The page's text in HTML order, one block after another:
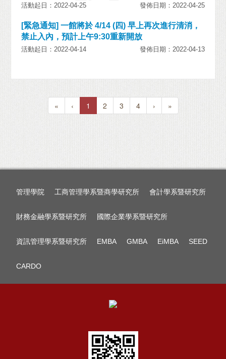
活動起日：2022-04-25 發佈日期：2022-04-25
[緊急通知] 一館將於 4/14 (四) 早上再次進行清消，
禁止入內，預計上午9:30重新開放
活動起日：2022-04-14 發佈日期：2022-04-13
« ‹ 1 2 3 4 › »
管理學院 工商管理學系暨商學研究所 會計學系暨研究所
財務金融學系暨研究所 國際企業學系暨研究所
資訊管理學系暨研究所 EMBA GMBA EiMBA SEED
CARDO